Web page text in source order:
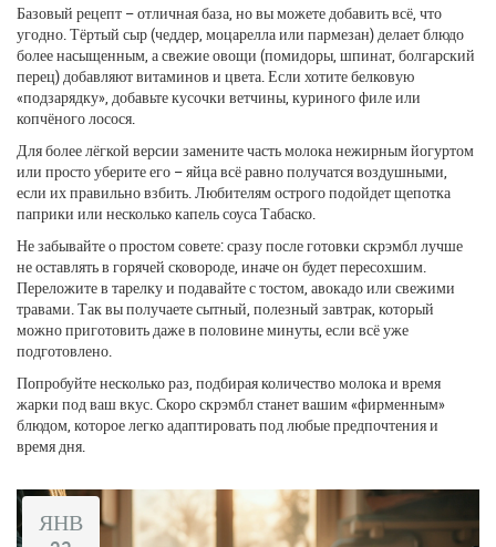
Базовый рецепт – отличная база, но вы можете добавить всё, что
угодно. Тёртый сыр (чеддер, моцарелла или пармезан) делает блюдо
более насыщенным, а свежие овощи (помидоры, шпинат, болгарский
перец) добавляют витаминов и цвета. Если хотите белковую
«подзарядку», добавьте кусочки ветчины, куриного филе или
копчёного лосося.
Для более лёгкой версии замените часть молока нежирным йогуртом
или просто уберите его – яйца всё равно получатся воздушными,
если их правильно взбить. Любителям острого подойдет щепотка
паприки или несколько капель соуса Табаско.
Не забывайте о простом совете: сразу после готовки скрэмбл лучше
не оставлять в горячей сковороде, иначе он будет пересохшим.
Переложите в тарелку и подавайте с тостом, авокадо или свежими
травами. Так вы получаете сытный, полезный завтрак, который
можно приготовить даже в половине минуты, если всё уже
подготовлено.
Попробуйте несколько раз, подбирая количество молока и время
жарки под ваш вкус. Скоро скрэмбл станет вашим «фирменным»
блюдом, которое легко адаптировать под любые предпочтения и
время дня.
ЯНВ